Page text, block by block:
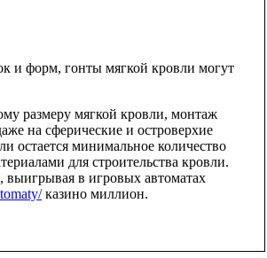
и форм, гонты мягкой кровли могут
размеру мягкой кровли, монтаж
на сферические и островерхие
остается минимальное количество
для строительства кровли.
выигрывая в игровых автоматах
казино миллион.